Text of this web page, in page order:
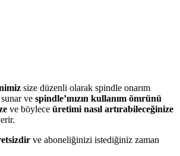
size düzenli olarak spindle onarım
ve spindle’ınızın kullanım ömrünü
ve böylece üretimi nasıl artırabileceğinize
ve aboneliğinizi istediğiniz zaman